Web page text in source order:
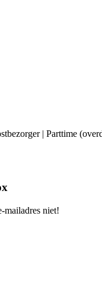
| Parttime
mailadres niet!